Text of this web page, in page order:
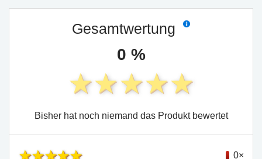
Gesamtwertung
0 %
Bisher hat noch niemand das Produkt bewertet
0×